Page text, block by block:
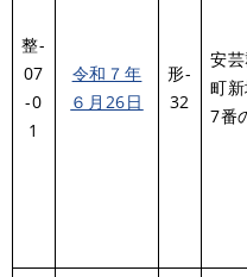
整-
07
-0
1
令和７年
６月26日
形-
32
安
町
7番